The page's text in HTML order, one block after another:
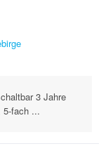
3 Jahre
5-fach ...